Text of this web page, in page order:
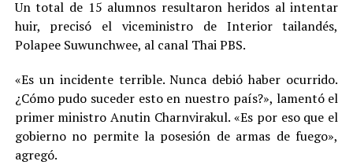
Un total de 15 alumnos resultaron heridos al intentar
huir, precisó el viceministro de Interior tailandés,
Polapee Suwunchwee, al canal Thai PBS.
«Es un incidente terrible. Nunca debió haber ocurrido.
¿Cómo pudo suceder esto en nuestro país?», lamentó el
primer ministro Anutin Charnvirakul. «Es por eso que el
gobierno no permite la posesión de armas de fuego»,
agregó.